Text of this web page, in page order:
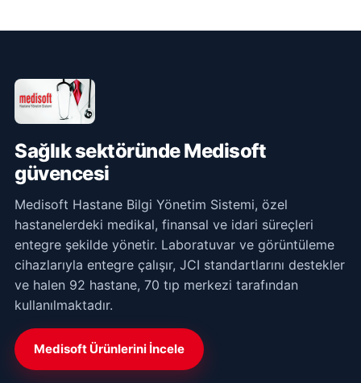
Sağlık sektöründe Medisoft
güvencesi
Medisoft Hastane Bilgi Yönetim Sistemi, özel
hastanelerdeki medikal, finansal ve idari süreçleri
entegre şekilde yönetir. Laboratuvar ve görüntüleme
cihazlarıyla entegre çalışır, JCI standartlarını destekler
ve halen 92 hastane, 70 tıp merkezi tarafından
kullanılmaktadır.
Medisoft Ürünlerini İncele